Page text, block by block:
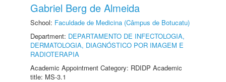
Gabriel Berg de Almeida
School: Faculdade de Medicina (Câmpus de Botucatu)
Department: DEPARTAMENTO DE INFECTOLOGIA,
DERMATOLOGIA, DIAGNÓSTICO POR IMAGEM E
RADIOTERAPIA
Academic Appointment Category: RDIDP Academic
title: MS-3.1